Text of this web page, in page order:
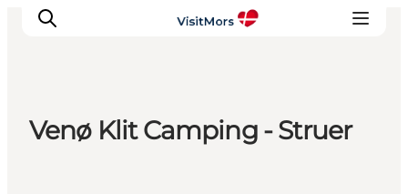
Venø Klit Camping - Struer